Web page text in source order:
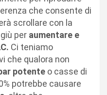
che consente di
scrollare con la
per aumentare e
Ci teniamo
che qualora non
potente o casse di
potrebbe causare